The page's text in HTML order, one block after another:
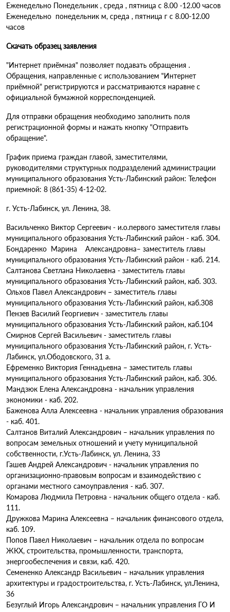
Еженедельно Понедельник , среда , пятница с 8.00 -12.00 часов
Еженедельно понедельник м, среда , пятница г с 8.00-12.00
часов
Скачать образец заявления
"Интернет приёмная" позволяет подавать обращения .
Обращения, направленные с использованием "Интернет
приёмной" регистрируются и рассматриваются наравне с
официальной бумажной корреспонденцией.
Для отправки обращения необходимо заполнить поля
регистрационной формы и нажать кнопку "Отправить
обращение".
График приема граждан главой, заместителями,
руководителями структурных подразделений администрации
муниципального образования Усть-Лабинский район: Телефон
приемной: 8 (861-35) 4-12-02.
г. Усть-Лабинск, ул. Ленина, 38.
Васильченко Виктор Сергеевич - и.о.первого заместителя главы
муниципального образования Усть-Лабинский район - каб. 304.
Бондаренко Марина Александровна– заместитель главы
муниципального образования Усть-Лабинский район - каб. 214.
Салтанова Светлана Николаевна - заместитель главы
муниципального образования Усть-Лабинский район, каб. 303.
Ольхов Павел Александрович – заместитель главы
муниципального образования Усть-Лабинский район, каб.308
Пензев Василий Георгиевич - заместитель главы
муниципального образования Усть-Лабинский район, каб.104
Смирнов Сергей Васильевич - заместитель главы
муниципального образования Усть-Лабинский район, г. Усть-
Лабинск, ул.Ободовского, 31 а.
Ефременко Виктория Геннадьевна – заместитель главы
муниципального образования Усть-Лабинский район, каб. 306.
Мандзюк Елена Александровна - начальник управления
экономики - каб. 202.
Баженова Алла Алексеевна - начальник управления образования
- каб. 401.
Салтанов Виталий Александрович – начальник управления по
вопросам земельных отношений и учету муниципальной
собственности, г.Усть-Лабинск, ул. Ленина, 33
Гашев Андрей Александрович - начальник управления по
организационно-правовым вопросам и взаимодействию с
органами местного самоуправления - каб. 307.
Комарова Людмила Петровна - начальник общего отдела - каб.
111.
Дружкова Марина Алексеевна – начальник финансового отдела,
каб. 109.
Попов Павел Николаевич – начальник отдела по вопросам
ЖКХ, строительства, промышленности, транспорта,
энергообеспечения и связи, каб. 420.
Семененко Александр Васильевич – начальник управления
архитектуры и градостроительства, г. Усть-Лабинск, ул.Ленина,
36
Безуглый Игорь Александрович – начальник управления ГО И